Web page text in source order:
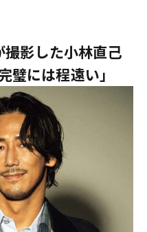
撮影した小林直己
璧には程遠い」